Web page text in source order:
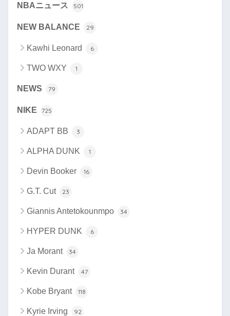
NBAニュース 501
NEW BALANCE 29
Kawhi Leonard 6
TWO WXY 1
NEWS 79
NIKE 725
ADAPT BB 3
ALPHA DUNK 1
Devin Booker 16
G.T. Cut 23
Giannis Antetokounmpo 34
HYPER DUNK 6
Ja Morant 34
Kevin Durant 47
Kobe Bryant 118
Kyrie Irving 92